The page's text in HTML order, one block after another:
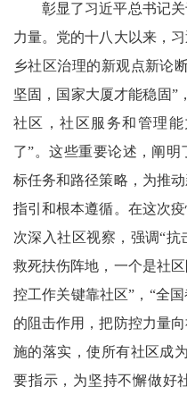
彰显了习近平总书记
力量。党的十八大以来，
乡社区治理的新观点新论
坚固，国家大厦才能稳固”
社区，社区服务和管理
了”。这些重要论述，阐明
标任务和路径策略，为推
指引和根本遵循。在这次
次深入社区视察，强调“
救死扶伤阵地，一个是社
控工作关键靠社区”，“全
的阻击作用，把防控力量
施的落实，使所有社区成
要指示，为坚持不懈做好